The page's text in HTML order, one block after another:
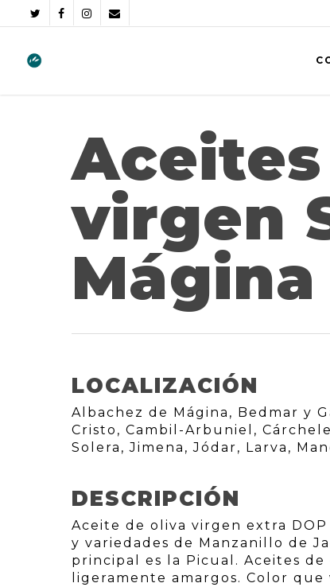
virgen
Mágina
LOCALIZACIÓN
Albachez de Mágina, Bedmar y
Cristo, Cambil-Arbuniel,
Solera, Jimena, Jódar, Larva,
DESCRIPCIÓN
Aceite de oliva virgen extra
y variedades de Manzanillo de
principal es la Picual. Aceites
ligeramente amargos. Color